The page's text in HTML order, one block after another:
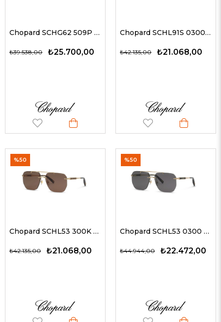
Chopard SCHG62 509P 61 G Erkek Güneş Gözlükleri
₺25.700,00
₺39.538,00
Chopard SCHL91S 0300 62 G Kadın Güneş Gözlükleri
₺21.068,00
₺42.135,00
Chopard SCHL53 300K 64 G Erkek Güneş Gözlükleri
₺21.068,00
₺42.135,00
%50
Chopard SCHL53 0300 61 G Erkek Güneş Gözlükleri
₺22.472,00
₺44.944,00
%50